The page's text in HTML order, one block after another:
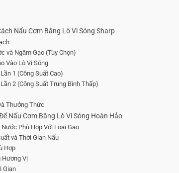
Nấu Cơm Bằng Lò Vi Sóng Sharp
và Ngâm Gạo (Tùy Chọn)
Vào Lò Vi Sóng
1 (Công Suất Cao)
2 (Công Suất Trung Bình Thấp)
Thưởng Thức
Nấu Cơm Bằng Lò Vi Sóng Hoàn Hảo
Phù Hợp Với Loại Gạo
và Thời Gian Nấu
Hợp
Hương Vị
Gian